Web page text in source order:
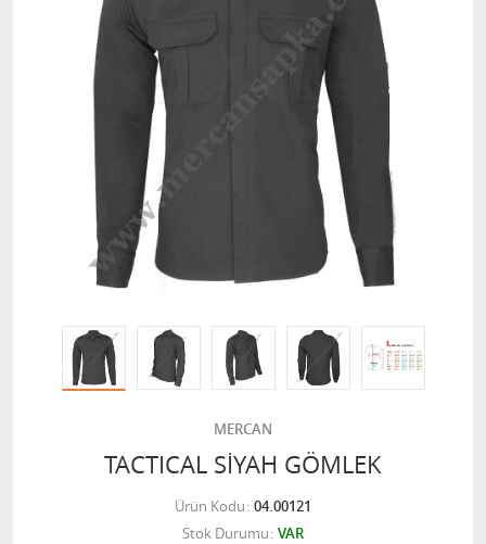
MERCAN
TACTICAL SİYAH GÖMLEK
Ürün Kodu 04.00121
Stok Durumu VAR